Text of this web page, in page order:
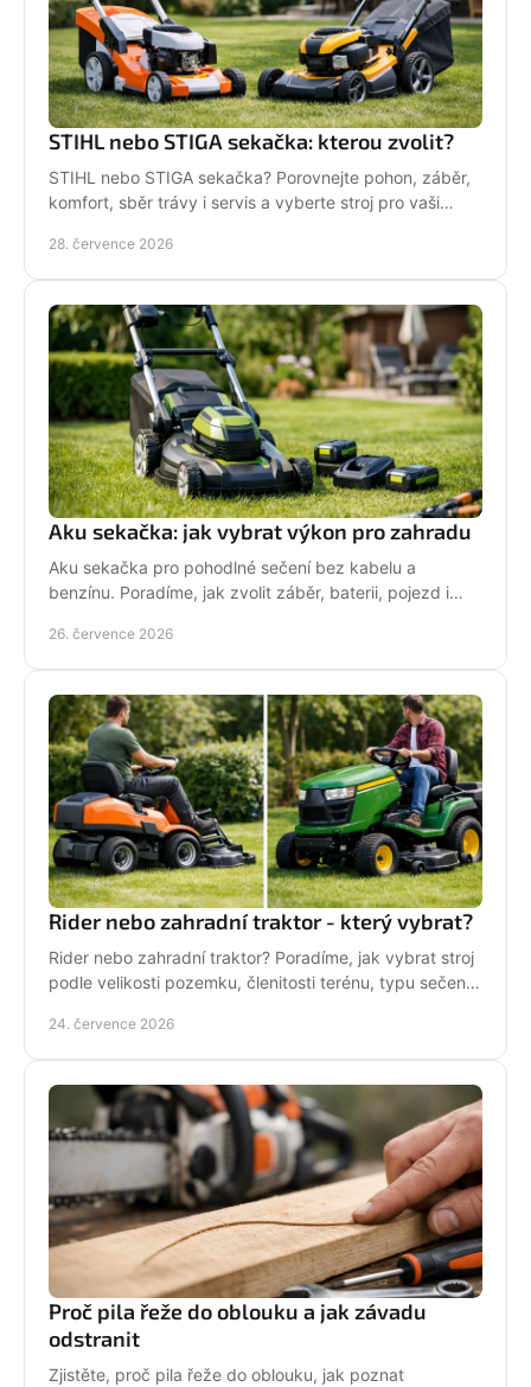
STIHL nebo STIGA sekačka: kterou zvolit?
STIHL nebo STIGA sekačka? Porovnejte pohon, záběr,
komfort, sběr trávy i servis a vyberte stroj pro vaši
28. července 2026
Aku sekačka: jak vybrat výkon pro zahradu
Aku sekačka pro pohodlné sečení bez kabelu a
benzínu. Poradíme, jak zvolit záběr, baterii, pojezd i
26. července 2026
Rider nebo zahradní traktor - který vybrat?
Rider nebo zahradní traktor? Poradíme, jak vybrat stroj
podle velikosti pozemku, členitosti terénu, typu sečení
24. července 2026
Proč pila řeže do oblouku a jak závadu
odstranit
Zjistěte, proč pila řeže do oblouku, jak poznat